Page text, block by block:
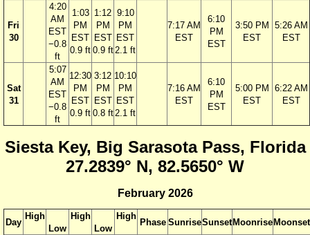
Fri
30
4:20
AM
EST
−0.8
ft
1:03
PM
EST
0.9 ft
1:12
PM
EST
0.9 ft
9:10
PM
EST
2.1 ft
7:17 AM
EST
6:10
PM
EST
3:50 PM
EST
5:26 AM
EST
Sat
31
5:07
AM
EST
−0.8
ft
12:30
PM
EST
0.9 ft
3:12
PM
EST
0.8 ft
10:10
PM
EST
2.1 ft
7:16 AM
EST
6:10
PM
EST
5:00 PM
EST
6:22 AM
EST
Siesta Key, Big Sarasota Pass, Florida
27.2839° N, 82.5650° W
February 2026
Day
High
Low
High
Low
High
Phase SunriseSunset Moonrise Moonset